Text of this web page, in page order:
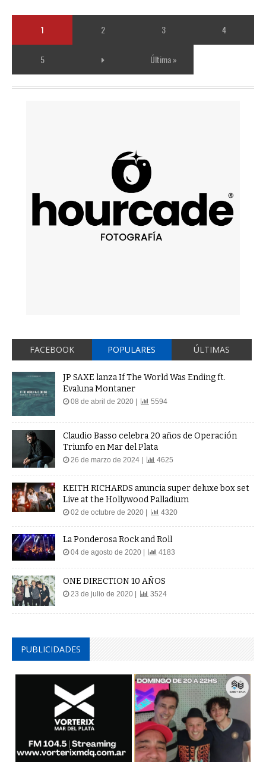
1 2 3 4
5
FACEBOOK POPULARES ÚLTIMAS
Evaluna Montaner
08 de abril de 2020 |
Claudio Basso celebra 20 años de Operación
Triunfo en Mar del Plata
26 de marzo de 2024 | 4625
KEITH RICHARDS anuncia super deluxe box set
Live at the Hollywood Palladium
02 de octubre de 2020 | 4320
La Ponderosa Rock and Roll
04 de agosto de 2020 | 4183
ONE DIRECTION 10 AÑOS
23 de julio de 2020 | 3524
PUBLICIDADES